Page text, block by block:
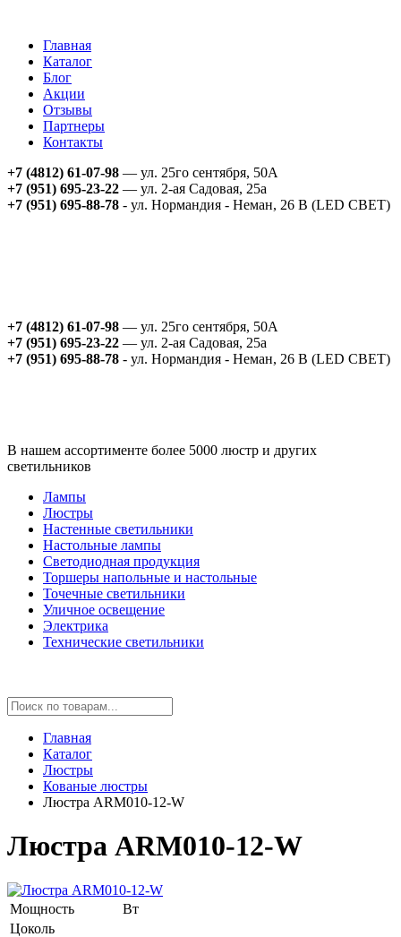
Главная
Каталог
Блог
Акции
Отзывы
Партнеры
Контакты
+7 (4812) 61-07-98 — ул. 25го сентября, 50А
+7 (951) 695-23-22 — ул. 2-ая Садовая, 25а
+7 (951) 695-88-78 - ул. Нормандия - Неман, 26 В (LED СВЕТ)
+7 (4812) 61-07-98 — ул. 25го сентября, 50А
+7 (951) 695-23-22 — ул. 2-ая Садовая, 25а
+7 (951) 695-88-78 - ул. Нормандия - Неман, 26 В (LED СВЕТ)
В нашем ассортименте более 5000 люстр и других
светильников
Лампы
Люстры
Настенные светильники
Настольные лампы
Светодиодная продукция
Торшеры напольные и настольные
Точечные светильники
Уличное освещение
Электрика
Технические светильники
Главная
Каталог
Люстры
Кованые люстры
Люстра ARM010-12-W
Люстра ARM010-12-W
Мощность
Вт
Цоколь